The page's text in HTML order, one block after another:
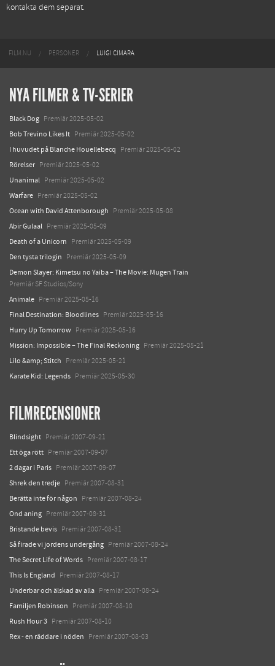
kontakta dem separat.
FILM.NU PERSONER LUIGI CIMARA
NYA FILMER & TV-SERIER
Black Dog Premiär 2025-05-02
Bob Trevino Likes It Premiär 2025-05-02
I huvudet på Blanche Houellebecq Premiär 2025-05-02
Rörelser Premiär 2025-05-02
Unanimal Premiär 2025-05-02
Warfare Premiär 2025-05-02
Ocean with David Attenborough Premiär 2025-05-08
Abir Gulaal Premiär 2025-05-09
Death of a Unicorn Premiär 2025-05-09
Den tysta trilogin Premiär 2025-05-09
Demon Slayer: Kimetsu no Yaiba – The Movie: Mugen Train
Premiär SF Studios/Sony
Animale Premiär 2025-05-16
Final Destination: Bloodlines Premiär 2025-05-16
Hurry Up Tomorrow Premiär 2025-05-16
Mission: Impossible – The Final Reckoning Premiär 2025-05-21
Lilo &amp; Stitch Premiär 2025-05-21
Karate Kid: Legends Premiär 2025-05-30
FILMRECENSIONER
Blindsight Premiär 2007-09-21
Ett öga rött Premiär 2007-09-07
2 dagar i Paris Premiär 2007-09-07
Shrek den tredje Premiär 2007-08-31
Berätta inte för någon Premiär 2007-08-24
Ond aning Premiär 2007-08-31
Bristande bevis Premiär 2007-08-31
Så firade vi jordens undergång Premiär 2007-08-24
The Secret Life of Words Premiär 2007-08-17
This Is England Premiär 2007-08-17
Underbar och älskad av alla Premiär 2007-08-24
Familjen Robinson Premiär 2007-08-10
Rush Hour 3 Premiär 2007-08-10
Rex - en räddare i nöden Premiär 2007-08-03